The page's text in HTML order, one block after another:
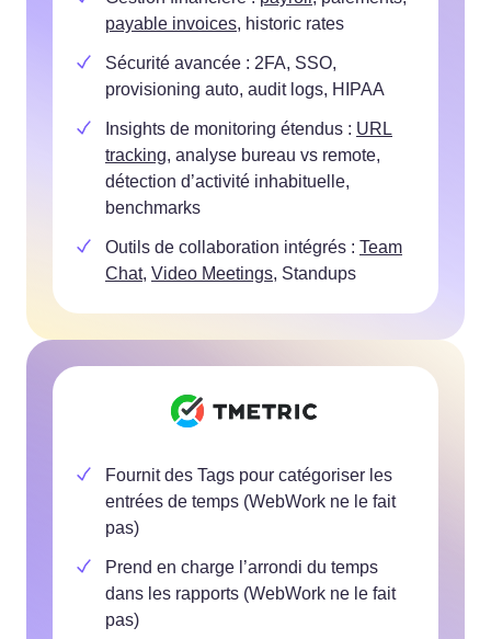
payable invoices, historic rates
Sécurité avancée : 2FA, SSO,
provisioning auto, audit logs, HIPAA
Insights de monitoring étendus : URL
tracking, analyse bureau vs remote,
détection d’activité inhabituelle,
benchmarks
Outils de collaboration intégrés : Team
Chat, Video Meetings, Standups
Fournit des Tags pour catégoriser les
entrées de temps (WebWork ne le fait
pas)
Prend en charge l’arrondi du temps
dans les rapports (WebWork ne le fait
pas)